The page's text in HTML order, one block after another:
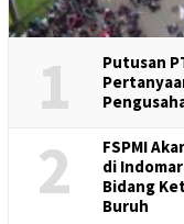
1
Putusan
2
FSPMI
di
Bidang
Buruh